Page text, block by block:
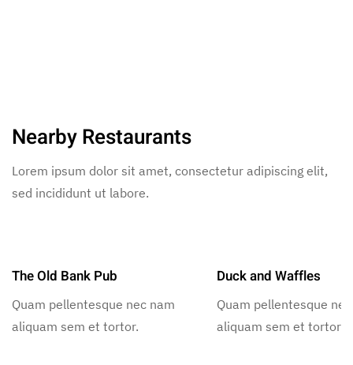
Nearby Restaurants
Lorem ipsum dolor sit amet, consectetur adipiscing elit,
sed incididunt ut labore.
The Old Bank Pub
Quam pellentesque nec nam
aliquam sem et tortor.
Duck and Waffles
Quam pellentesque
aliquam sem et tortor.